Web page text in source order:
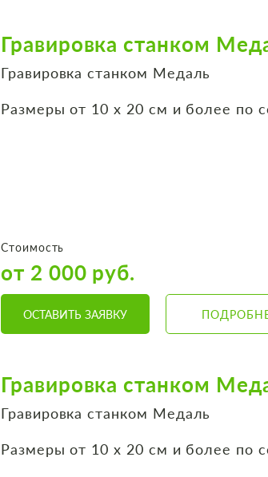
Гравировка станком
Гравировка станком Медаль
Размеры от 10 х 20 см и более по
Стоимость
от 2 000 руб.
ОСТАВИТЬ ЗАЯВКУ
Гравировка станком
Гравировка станком Медаль
Размеры от 10 х 20 см и более по